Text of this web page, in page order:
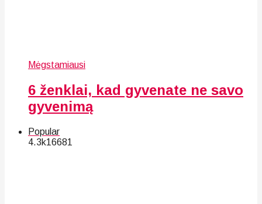
Mėgstamiausi
6 ženklai, kad gyvenate ne savo
gyvenimą
Popular
4.3k16681